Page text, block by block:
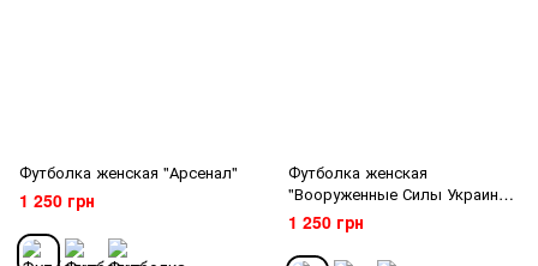
Футболка женская "Арсенал"
1 250 грн
Футболка женская
"Вооруженные Силы Украины
2"
1 250 грн